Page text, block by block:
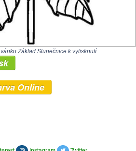
Základ Slunečnice k vytisknutí
Online